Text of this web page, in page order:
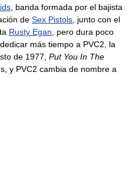
, banda formada por el bajista
de Sex Pistols , junto con el
Rusty Egan , pero dura poco
más tiempo a PVC2, la
de 1977, Put You In The
y PVC2 cambia de nombre a